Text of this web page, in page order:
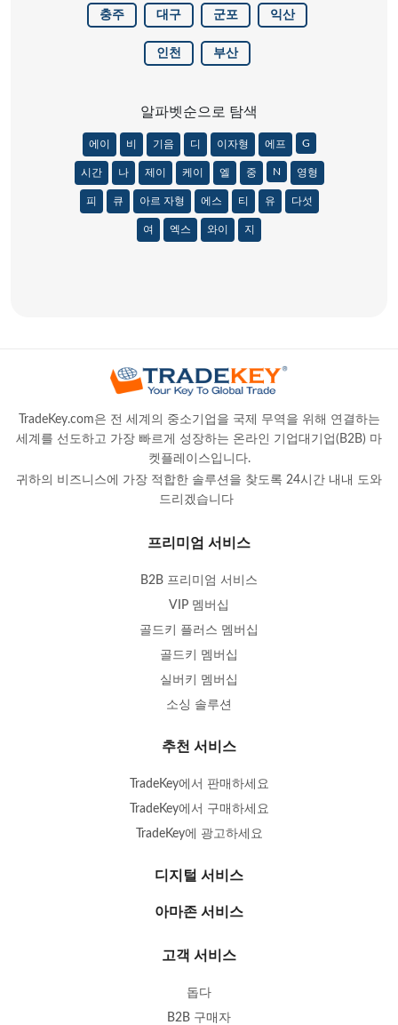
충주 대구 군포 익산
인천 부산
알파벳순으로 탐색
에이 비 기음 디 이자형 에프 G
시간 나 제이 케이 엘 중 N 영형
피 큐 아르 자형 에스 티 유 다섯
여 엑스 와이 지
TradeKey.com은 전 세계의 중소기업을 국제 무역을 위해 연결하는
세계를 선도하고 가장 빠르게 성장하는 온라인 기업대기업(B2B) 마
켓플레이스입니다.
귀하의 비즈니스에 가장 적합한 솔루션을 찾도록 24시간 내내 도와
드리겠습니다
프리미엄 서비스
B2B 프리미엄 서비스
VIP 멤버십
골드키 플러스 멤버십
골드키 멤버십
실버키 멤버십
소싱 솔루션
추천 서비스
TradeKey에서 판매하세요
TradeKey에서 구매하세요
TradeKey에 광고하세요
디지털 서비스
아마존 서비스
고객 서비스
돕다
B2B 구매자